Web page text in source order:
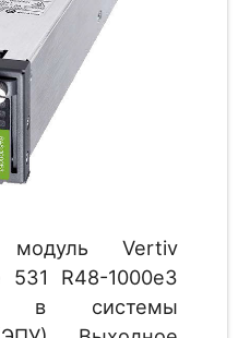
модуль Vertiv
531 R48-1000e3
в системы